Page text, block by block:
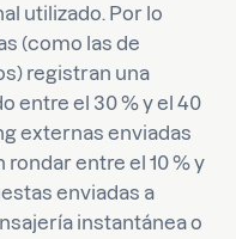
utilizado. Por lo
(como las de
registran una
entre el 30 % y el 40
externas enviadas
entre el 10 % y
enviadas a
instantánea o